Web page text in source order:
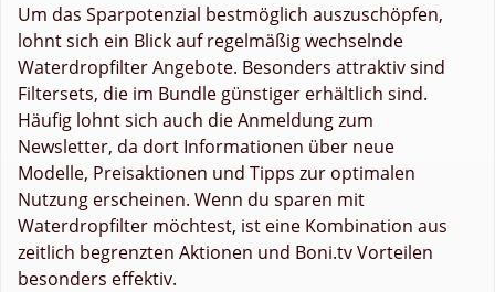
Um das Sparpotenzial bestmöglich auszuschöpfen,
lohnt sich ein Blick auf regelmäßig wechselnde
Waterdropfilter Angebote. Besonders attraktiv sind
Filtersets, die im Bundle günstiger erhältlich sind.
Häufig lohnt sich auch die Anmeldung zum
Newsletter, da dort Informationen über neue
Modelle, Preisaktionen und Tipps zur optimalen
Nutzung erscheinen. Wenn du sparen mit
Waterdropfilter möchtest, ist eine Kombination aus
zeitlich begrenzten Aktionen und Boni.tv Vorteilen
besonders effektiv.